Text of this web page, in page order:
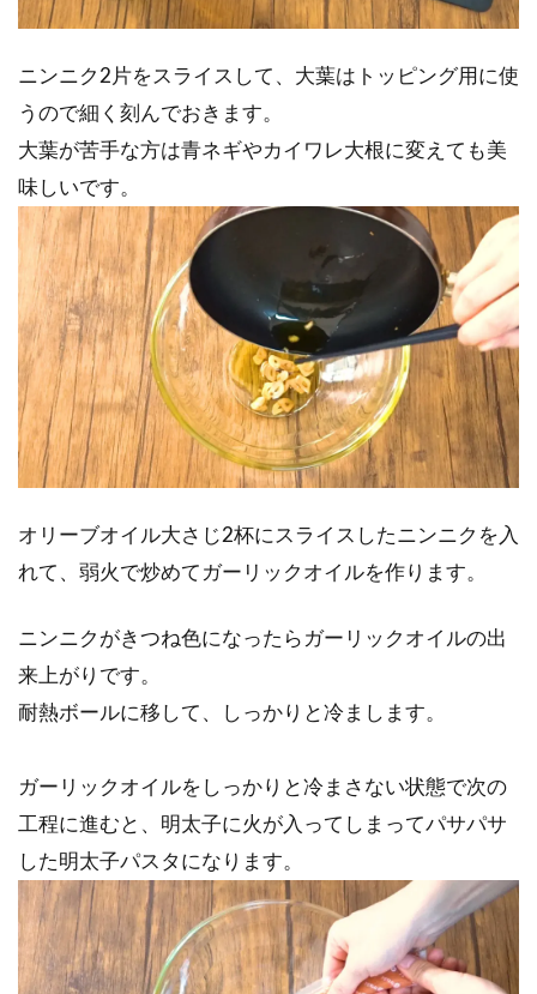
ニンニク2片をスライスして、大葉はトッピング用に使
うので細く刻んでおきます。
大葉が苦手な方は青ネギやカイワレ大根に変えても美
味しいです。
オリーブオイル大さじ2杯にスライスしたニンニクを入
れて、弱火で炒めてガーリックオイルを作ります。
ニンニクがきつね色になったらガーリックオイルの出
来上がりです。
耐熱ボールに移して、しっかりと冷まします。
ガーリックオイルをしっかりと冷まさない状態で次の
工程に進むと、明太子に火が入ってしまってパサパサ
した明太子パスタになります。